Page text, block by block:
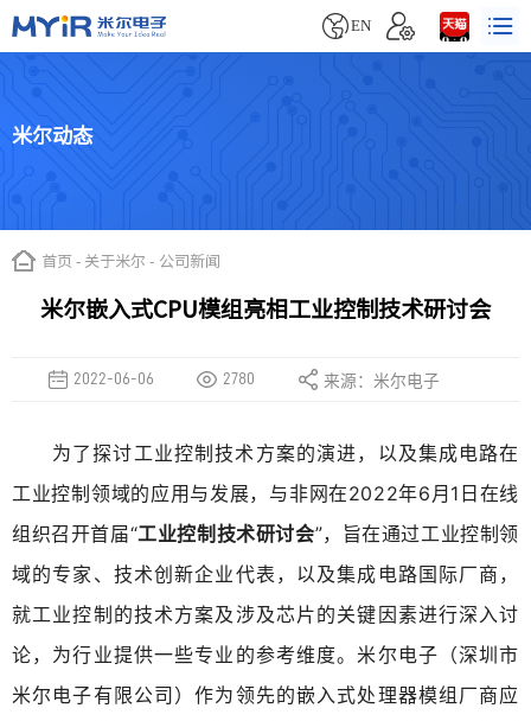

EN 
米尔动态
首页 - 关于米尔 - 公司新闻
米尔嵌入式CPU模组亮相工业控制技术研讨会
2022-06-06 2780 来源：米尔电子
为了探讨工业控制技术方案的演进，以及集成电路在
工业控制领域的应用与发展，与非网在2022年6月1日在线
组织召开首届“工业控制技术研讨会”，旨在通过工业控制领
域的专家、技术创新企业代表，以及集成电路国际厂商，
就工业控制的技术方案及涉及芯片的关键因素进行深入讨
论，为行业提供一些专业的参考维度。米尔电子（深圳市
米尔电子有限公司）作为领先的嵌入式处理器模组厂商应